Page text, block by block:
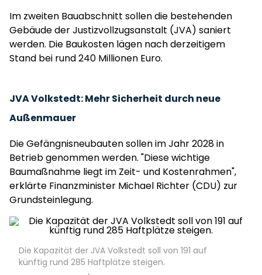
Im zweiten Bauabschnitt sollen die bestehenden
Gebäude der Justizvollzugsanstalt (JVA) saniert
werden. Die Baukosten lägen nach derzeitigem
Stand bei rund 240 Millionen Euro.
JVA Volkstedt: Mehr Sicherheit durch neue
Außenmauer
Die Gefängnisneubauten sollen im Jahr 2028 in
Betrieb genommen werden. "Diese wichtige
Baumaßnahme liegt im Zeit- und Kostenrahmen",
erklärte Finanzminister Michael Richter (CDU) zur
Grundsteinlegung.
Die Kapazität der JVA Volkstedt soll von 191 auf
künftig rund 285 Haftplätze steigen.